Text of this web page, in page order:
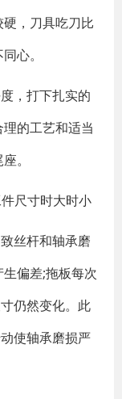
，刀具吃刀比
心。
，打下扎实的
的工艺和适当
。
尺寸时大时小
丝杆和轴承磨
偏差;拖板每次
仍然变化。此
使轴承磨损严